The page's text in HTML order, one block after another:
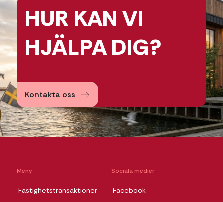
HUR KAN VI
HJÄLPADIG?
Kontakta oss
Meny
Fastighetstransaktioner
Sociala medier
Facebook